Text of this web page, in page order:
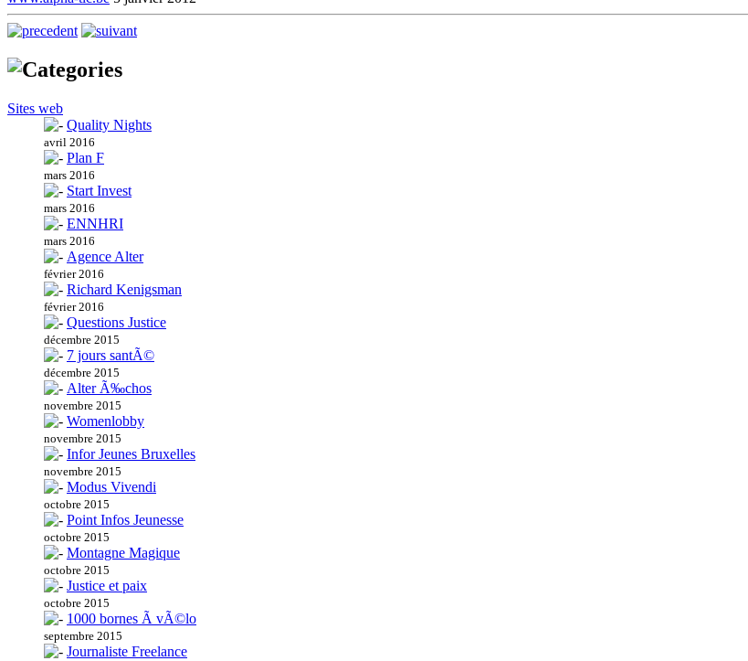
Sites web
Quality Nights
avril 2016
Plan F
mars 2016
Start Invest
mars 2016
ENNHRI
mars 2016
Agence Alter
février 2016
Richard Kenigsman
février 2016
Questions Justice
décembre 2015
7 jours santÃ©
décembre 2015
Alter Ã‰chos
novembre 2015
Womenlobby
novembre 2015
Infor Jeunes Bruxelles
novembre 2015
Modus Vivendi
octobre 2015
Point Infos Jeunesse
octobre 2015
Montagne Magique
octobre 2015
Justice et paix
octobre 2015
1000 bornes Ã vÃ©lo
septembre 2015
Journaliste Freelance